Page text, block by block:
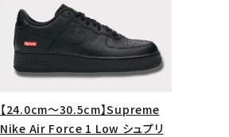
【24.0cm～30.5cm】Supreme
Nike Air Force 1 Low シュプリ